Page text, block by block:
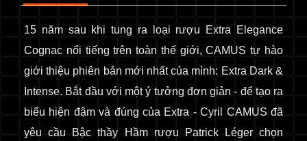
15 năm sau khi tung ra loại rượu Extra Elegance
Cognac nổi tiếng trên toàn thế giới, CAMUS tự hào
giới thiệu phiên bản mới nhất của mình: Extra Dark &
Intense. Bắt đầu với một ý tưởng đơn giản - để tạo ra
biểu hiện đậmvà đúngcủa Extra - Cyril CAMUS đã
yêu cầu Bậc thầy Hầm rượu Patrick Léger chọn